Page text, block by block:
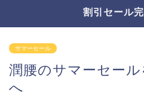
割引セール
サマーセール
潤腰のサマーセー
へ